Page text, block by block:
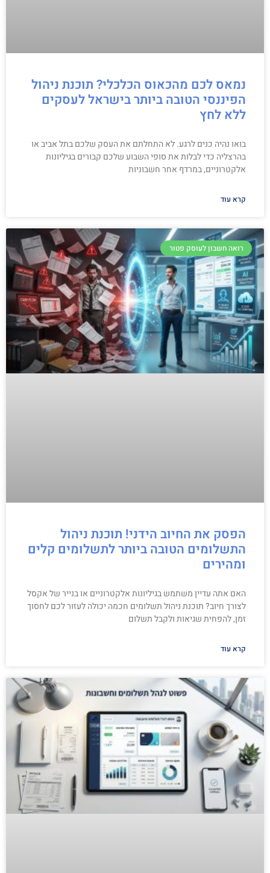
נמאס לכם מהכאוס הכלכלי? תוכנת ניהול
הפיננסי הטובה ביותר בישראל לעסקים
ללא לחץ
בואו נהיה כנים לרגע. לא התחלתם את העסק שלכם בתל אביב או
בהרצליה כדי לבלות את סופי השבוע שלכם קבורים בגיליונות
אלקטרוניים, במרדף אחר חשבוניות
קרא עוד
רואה חשבון לעוסק פטור
הפסק את החיוב הידני! תוכנת ניהול
התשלומים הטובה ביותר לתשלומים קלים
ומהירים
האם אתה עדיין משתמש בגיליונות אלקטרוניים או בנייר של אקסל
לצורך חיוב? תוכנת ניהול תשלומים חכמה יכולה לעזור לכם לחסוך
זמן, להפחית שגיאות ולקבל תשלום
קרא עוד